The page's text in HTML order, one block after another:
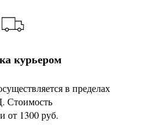
курьером
в пределах
от 1300 руб.